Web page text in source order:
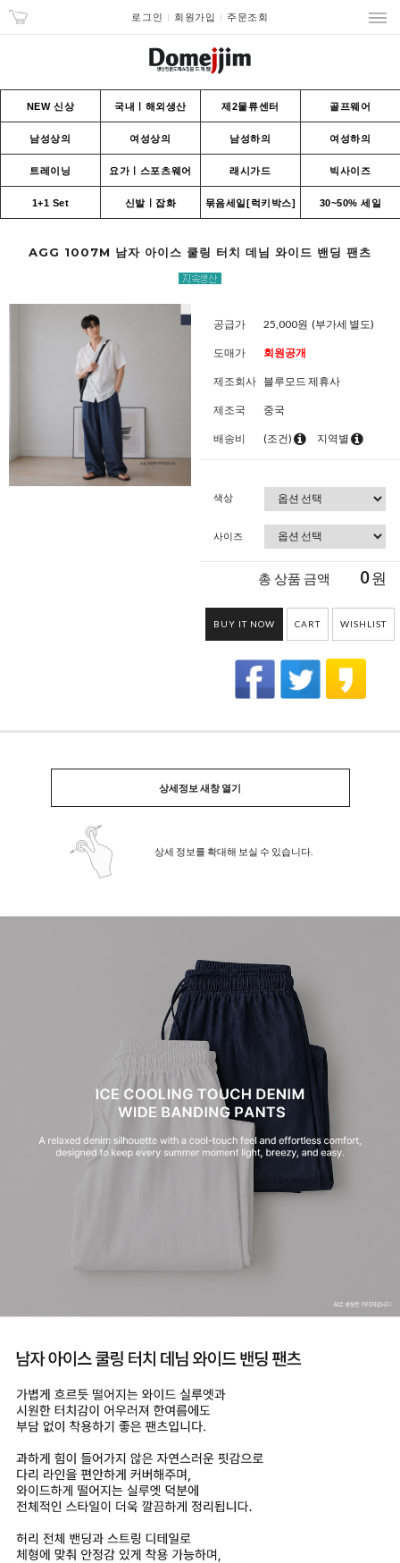
로그인 회원가입 주문조회
NEW 신상 국내ㅣ해외생산 제2물류센터 골프웨어
남성상의 여성상의 남성하의 여성하의
트레이닝 요가ㅣ스포츠웨어 래시가드 빅사이즈
1+1 Set 신발ㅣ잡화 묶음세일[럭키박스] 30~50% 세일
AGG 1007M 남자 아이스 쿨링 터치 데님 와이드 밴딩 팬츠
공급가 25,000원 (부가세 별도)
도매가 회원공개
제조회사 블루모드 제휴사
제조국 중국
배송비 (조건) 지역별
색상
사이즈
총 상품 금액 0원
BUY IT NOW CART WISHLIST
상세정보 새창 열기
상세 정보를 확대해 보실 수 있습니다.